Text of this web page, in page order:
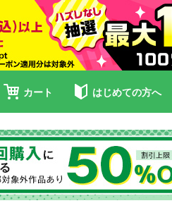
カート はじめての方へ